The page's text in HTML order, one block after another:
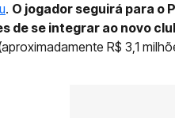
. O jogador seguirá para o
de se integrar ao novo
R$ 3,1